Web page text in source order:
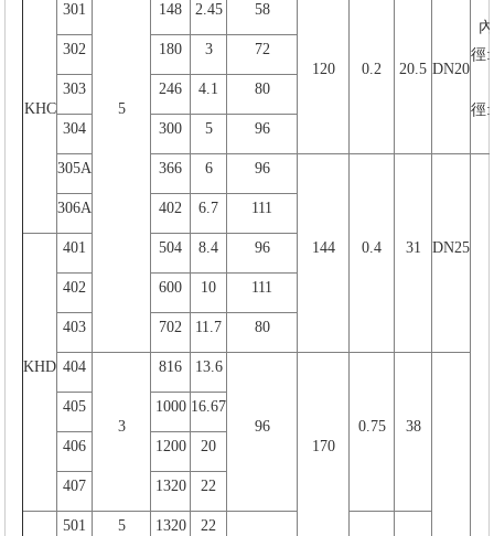
5
KHC
301 148 2.45 58
120 0.2 20.5 DN20
徑
徑
302 180 3 72
303 246 4.1 80
304 300 5 96
305A 366 6 96
144 0.4 31 DN25
306A 402 6.7 111
KHD
401 504 8.4 96
402 600 10 111
403 702 11.7 80
404
3
816 13.6
96
170
0.75 38
405 1000 16.67
406 1200 20
407 1320 22
501 5 1320 22